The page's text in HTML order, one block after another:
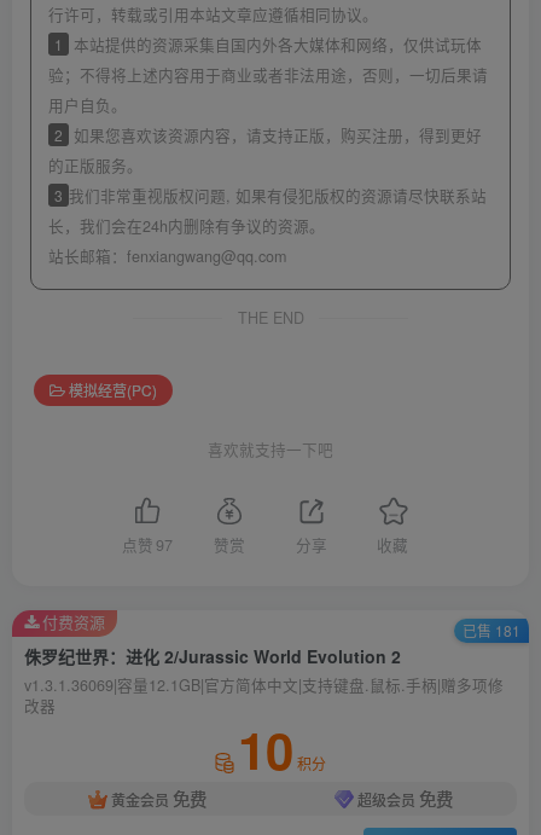
行许可，转载或引用本站文章应遵循相同协议。
1
本站提供的资源采集自国内外各大媒体和网络，仅供试玩体
验；不得将上述内容用于商业或者非法用途，否则，一切后果请
用户自负。
2
如果您喜欢该资源内容，请支持正版，购买注册，得到更好
的正版服务。
3 我们非常重视版权问题, 如果有侵犯版权的资源请尽快联系站
长，我们会在24h内删除有争议的资源。
站长邮箱： fenxiangwang@qq.com
THE END
模拟经营(PC)
喜欢就支持一下吧
点赞 97 赞赏 分享 收藏
侏罗纪世界：进化 2/Jurassic World Evolution 2
v1.3.1.36069|容量12.1GB|官方简体中文|支持键盘.鼠标.手柄|赠多项修
改器
10 积分
黄金会员 免费 超级会员 免费
付费资源 已售 181